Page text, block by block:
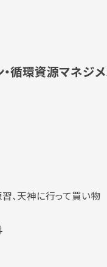
循環資源マネジ
習、天神に行って買い物